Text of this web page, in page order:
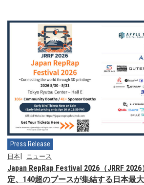
Press Release
日本 ニュース
Japan RepRap Festival 2026（JRRF
定、140超のブースが集結する日本最